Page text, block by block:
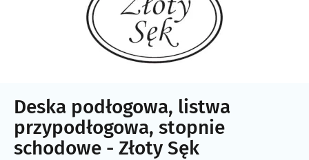
Deska podłogowa, listwa
przypodłogowa, stopnie
schodowe - Złoty Sęk